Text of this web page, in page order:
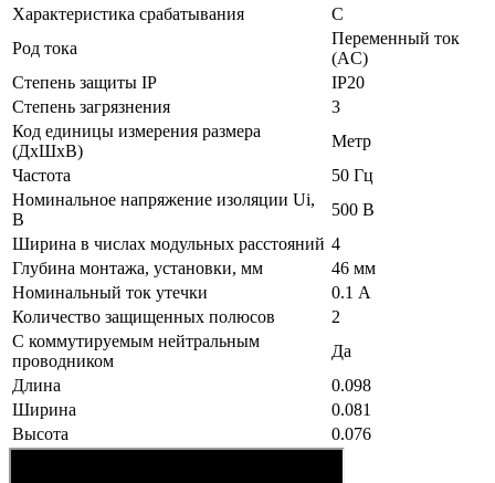
Характеристика срабатывания
C
Род тока
Переменный ток
(AC)
Степень защиты IP
IP20
Степень загрязнения
3
Код единицы измерения размера
(ДхШхВ)
Метр
Частота
50 Гц
Номинальное напряжение изоляции Ui,
В
500 В
Ширина в числах модульных расстояний 4
Глубина монтажа, установки, мм
46 мм
Номинальный ток утечки
0.1 А
Количество защищенных полюсов
2
С коммутируемым нейтральным
проводником
Да
Длина
0.098
Ширина
0.081
Высота
0.076